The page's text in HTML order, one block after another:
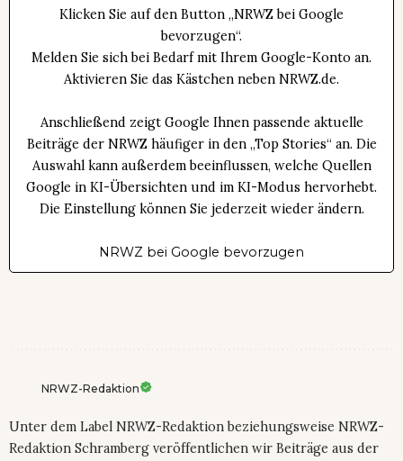
Klicken Sie auf den Button „NRWZ bei Google
bevorzugen“.
Melden Sie sich bei Bedarf mit Ihrem Google-Konto an.
Aktivieren Sie das Kästchen neben NRWZ.de.
Anschließend zeigt Google Ihnen passende aktuelle
Beiträge der NRWZ häufiger in den „Top Stories“ an. Die
Auswahl kann außerdem beeinflussen, welche Quellen
Google in KI-Übersichten und im KI-Modus hervorhebt.
Die Einstellung können Sie jederzeit wieder ändern.
NRWZ bei Google bevorzugen
NRWZ-Redaktion
Unter dem Label NRWZ-Redaktion beziehungsweise NRWZ-
Redaktion Schramberg veröffentlichen wir Beiträge aus der